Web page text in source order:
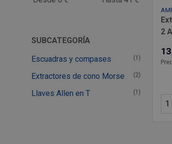
SUBCATEGORÍA
Escuadras y compases
(1)
Extractores de cono Morse (2)
Llaves Allen en T (1)
2